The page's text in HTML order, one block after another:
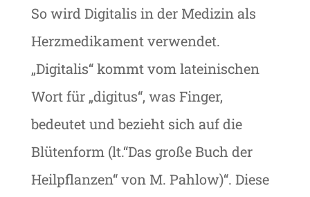
So wird Digitalis in der Medizin als
Herzmedikament verwendet.
„Digitalis“ kommt vom lateinischen
Wort für „digitus“, was Finger,
bedeutet und bezieht sich auf die
Blütenform (lt.“Das große Buch der
Heilpflanzen“ von M. Pahlow)“. Diese